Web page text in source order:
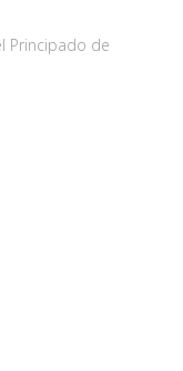
Principado de